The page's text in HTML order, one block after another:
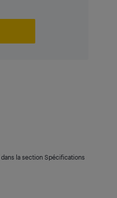
la section Spécifications